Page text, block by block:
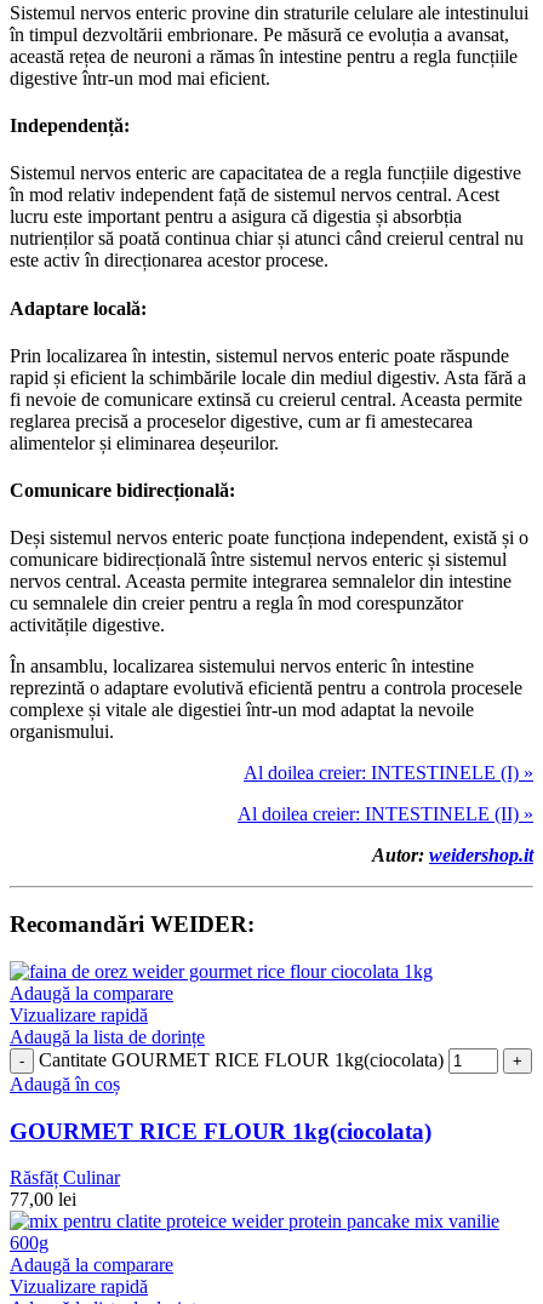
Sistemul nervos enteric provine din straturile celulare ale intestinului
în timpul dezvoltării embrionare. Pe măsură ce evoluția a avansat,
această rețea de neuroni a rămas în intestine pentru a regla funcțiile
digestive într-un mod mai eficient.
Independență:
Sistemul nervos enteric are capacitatea de a regla funcțiile digestive
în mod relativ independent față de sistemul nervos central. Acest
lucru este important pentru a asigura că digestia și absorbția
nutrienților să poată continua chiar și atunci când creierul central nu
este activ în direcționarea acestor procese.
Adaptare locală:
Prin localizarea în intestin, sistemul nervos enteric poate răspunde
rapid și eficient la schimbările locale din mediul digestiv. Asta fără a
fi nevoie de comunicare extinsă cu creierul central. Aceasta permite
reglarea precisă a proceselor digestive, cum ar fi amestecarea
alimentelor și eliminarea deșeurilor.
Comunicare bidirecțională:
Deși sistemul nervos enteric poate funcționa independent, există și o
comunicare bidirecțională între sistemul nervos enteric și sistemul
nervos central. Aceasta permite integrarea semnalelor din intestine
cu semnalele din creier pentru a regla în mod corespunzător
activitățile digestive.
În ansamblu, localizarea sistemului nervos enteric în intestine
reprezintă o adaptare evolutivă eficientă pentru a controla procesele
complexe și vitale ale digestiei într-un mod adaptat la nevoile
organismului.
Al doilea creier: INTESTINELE (I) »
Al doilea creier: INTESTINELE (II) »
Autor: weidershop.it
Recomandări WEIDER:
Adaugă la comparare
Vizualizare rapidă
Adaugă la lista de dorințe
Cantitate GOURMET RICE FLOUR 1kg(ciocolata)
Adaugă în coș
GOURMET RICE FLOUR 1kg(ciocolata)
Răsfăț Culinar
77,00 lei
Adaugă la comparare
Vizualizare rapidă